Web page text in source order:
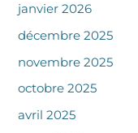
janvier 2026
décembre 2025
novembre 2025
octobre 2025
avril 2025